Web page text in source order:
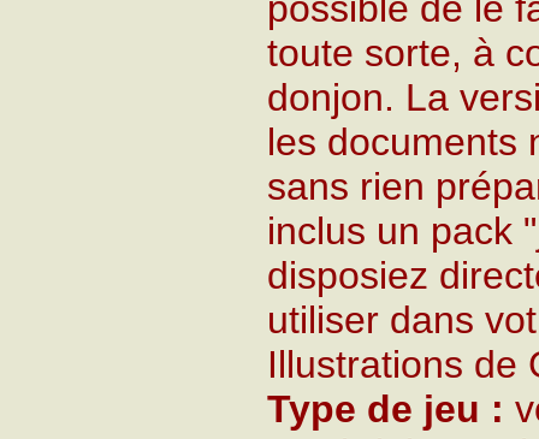
possible de le
toute sorte, à
donjon. La
les documents
sans rien
inclus un pack
disposiez
utiliser dans
Illustrations de
Type de jeu :